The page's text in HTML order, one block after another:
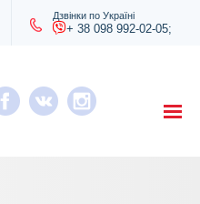
Дзвінки по Україні
+ 38 098 992-02-05;